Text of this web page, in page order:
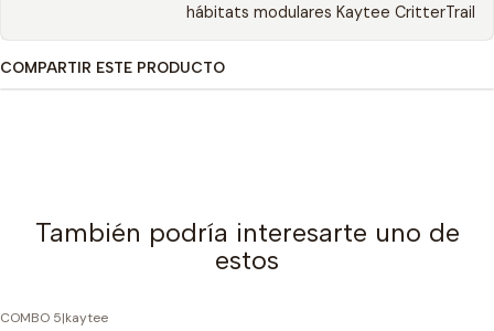
hábitats modulares Kaytee CritterTrail
COMPARTIR ESTE PRODUCTO
También podría interesarte uno de
estos
COMBO 5|kaytee